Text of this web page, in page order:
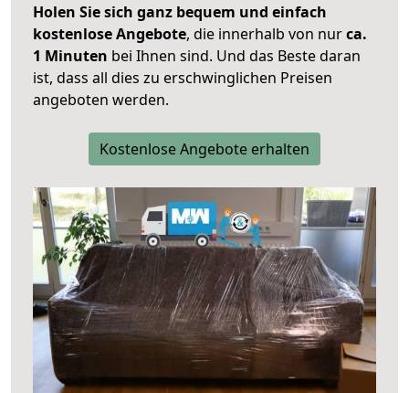
Holen Sie sich ganz bequem und einfach
kostenlose Angebote, die innerhalb von nurca.
1 Minuten bei Ihnen sind. Und das Beste daran
ist, dass all dies zu erschwinglichen Preisen
angeboten werden.
Kostenlose Angebote erhalten